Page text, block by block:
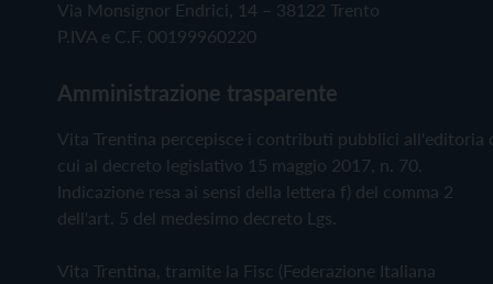
Via Monsignor Endrici, 14 – 38122 Trento
P.IVA e C.F. 00199960220
Amministrazione trasparente
Vita Trentina percepisce i contributi pubblici all'editoria
cui al decreto legislativo 15 maggio 2017, n. 70.
Indicazione resa ai sensi della lettera f) del comma 2
dell'art. 5 del medesimo decreto Lgs.
Vita Trentina, tramite la Fisc (Federazione Italiana